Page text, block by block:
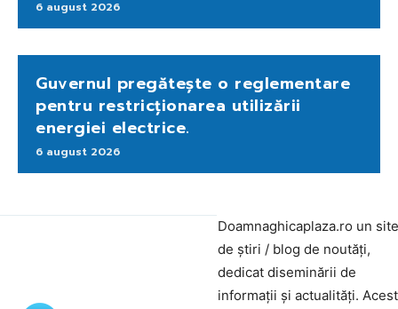
6 august 2026
Guvernul pregătește o reglementare
pentru restricționarea utilizării
energiei electrice.
6 august 2026
Doamnaghicaplaza.ro un site
de știri / blog de noutăți,
dedicat diseminării de
informații și actualități.